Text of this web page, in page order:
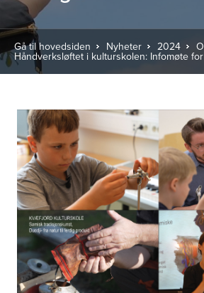
Gå til hovedsiden Nyheter 2024
Håndverksløftet i kulturskolen: Infomøte